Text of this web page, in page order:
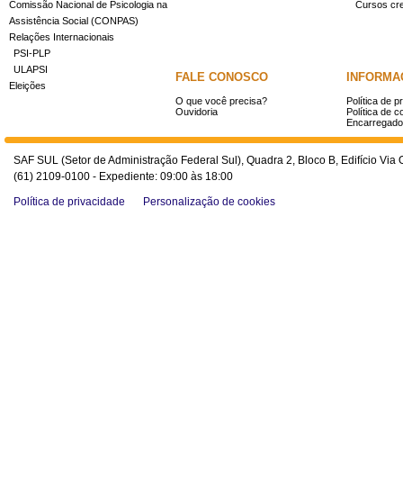
Comissão Nacional de Psicologia na
Assistência Social (CONPAS)
Relações Internacionais
PSI-PLP
ULAPSI
Eleições
Cursos
FALE CONOSCO
O que você precisa?
Ouvidoria
Política de
Política de
SAF SUL (Setor de Administração Federal Sul), Quadra 2, Bloco B, Edifício
(61) 2109-0100 - Expediente: 09:00 às 18:00
Política de privacidade
Personalização de cookies